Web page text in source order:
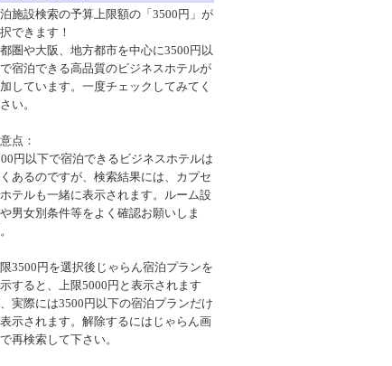
施設検索の予算上限額の「3500円」が
できます！
圏や大阪、地方都市を中心に3500円以
宿泊できる高品質のビジネスホテルが
しています。一度チェックしてみてく
い。
点：
円以下で宿泊できるビジネスホテルは
あるのですが、検索結果には、カプセ
テルも一緒に表示されます。ルーム設
男女別条件等をよく確認お願いしま
3500円を選択後じゃらん宿泊プランを
すると、上限5000円と表示されます
実際には3500円以下の宿泊プランだけ
示されます。解除するにはじゃらん画
再検索して下さい。